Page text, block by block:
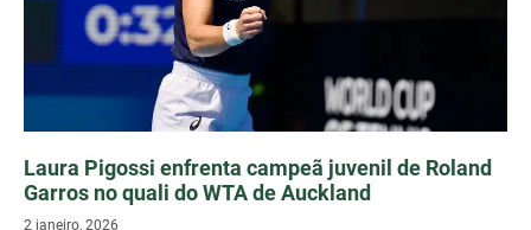
Laura Pigossi enfrenta campeã juvenil de Roland
Garros no quali do WTA de Auckland
2 janeiro, 2026